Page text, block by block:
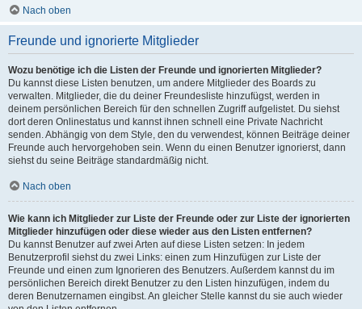
Nach oben
Freunde und ignorierte Mitglieder
Wozu benötige ich die Listen der Freunde und ignorierten Mitglieder?
Du kannst diese Listen benutzen, um andere Mitglieder des Boards zu
verwalten. Mitglieder, die du deiner Freundesliste hinzufügst, werden in
deinem persönlichen Bereich für den schnellen Zugriff aufgelistet. Du siehst
dort deren Onlinestatus und kannst ihnen schnell eine Private Nachricht
senden. Abhängig von dem Style, den du verwendest, können Beiträge deiner
Freunde auch hervorgehoben sein. Wenn du einen Benutzer ignorierst, dann
siehst du seine Beiträge standardmäßig nicht.
Nach oben
Wie kann ich Mitglieder zur Liste der Freunde oder zur Liste der ignorierten
Mitglieder hinzufügen oder diese wieder aus den Listen entfernen?
Du kannst Benutzer auf zwei Arten auf diese Listen setzen: In jedem
Benutzerprofil siehst du zwei Links: einen zum Hinzufügen zur Liste der
Freunde und einen zum Ignorieren des Benutzers. Außerdem kannst du im
persönlichen Bereich direkt Benutzer zu den Listen hinzufügen, indem du
deren Benutzernamen eingibst. An gleicher Stelle kannst du sie auch wieder